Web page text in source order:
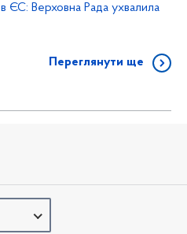
ЄС: Верховна Рада ухвалила
Переглянути ще